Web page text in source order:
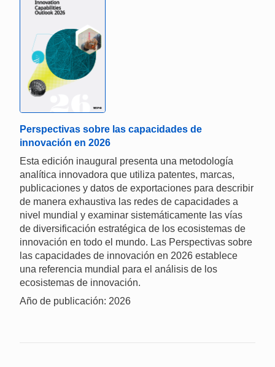
Perspectivas sobre las capacidades de
innovación en 2026
Esta edición inaugural presenta una metodología
analítica innovadora que utiliza patentes, marcas,
publicaciones y datos de exportaciones para describir
de manera exhaustiva las redes de capacidades a
nivel mundial y examinar sistemáticamente las vías
de diversificación estratégica de los ecosistemas de
innovación en todo el mundo. Las Perspectivas sobre
las capacidades de innovación en 2026 establece
una referencia mundial para el análisis de los
ecosistemas de innovación.
Año de publicación: 2026